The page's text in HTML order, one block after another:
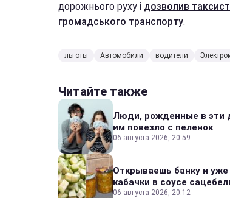
дорожнього руху і дозволив
громадського транспорту.
льготы Автомобили водители
Читайте также
Люди, рожденные в эти
им повезло с пеленок
06 августа 2026, 20:59
Открываешь банку и уже
кабачки в соусе
06 августа 2026, 20:12